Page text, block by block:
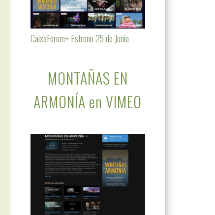
CaixaForum+ Estreno 25 de Junio
MONTAÑAS EN
ARMONÍA en VIMEO